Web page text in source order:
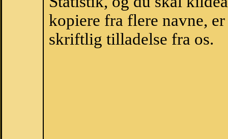
kopiere fra flere navne,
skriftlig tilladelse fra os.